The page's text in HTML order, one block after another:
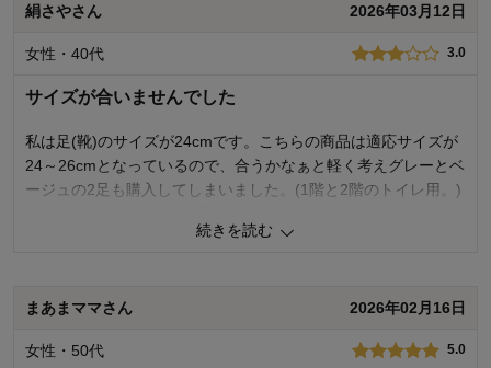
デザイン・色
購入商品： グレー
使用場所：
絹さやさん 2026年03月12日
女性・40代 3.0
サイズが合いませんでした
私は足(靴)のサイズが24cmです。こちらの商品は適応サイズが
24～26cmとなっているので、合うかなぁと軽く考えグレーとベ
ージュの2足も購入してしまいました。(1階と2階のトイレ用。)
下の上にモコモコのルームソックスを履いた状態でも、大きい
で、我が家には合わなかったようです。
す。お値段ほどの価値もいまいち分かりません。
続きを読む
まあまママさん 2026年02月16日
女性・50代 5.0